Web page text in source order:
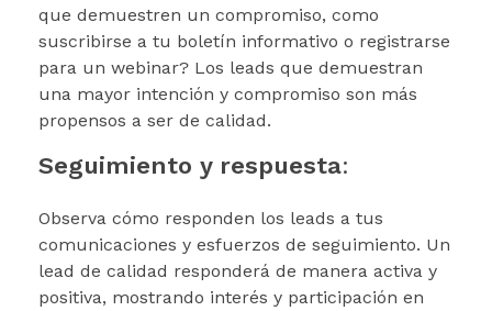
que demuestren un compromiso, como
suscribirse a tu boletín informativo o registrarse
para un webinar? Los leads que demuestran
una mayor intención y compromiso son más
propensos a ser de calidad.
Seguimiento y respuesta:
Observa cómo responden los leads a tus
comunicaciones y esfuerzos de seguimiento. Un
lead de calidad responderá de manera activa y
positiva, mostrando interés y participación en